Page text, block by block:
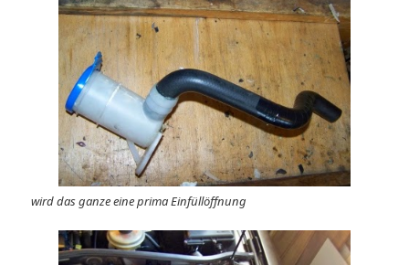
wird das ganze eine prima Einfüllöffnung